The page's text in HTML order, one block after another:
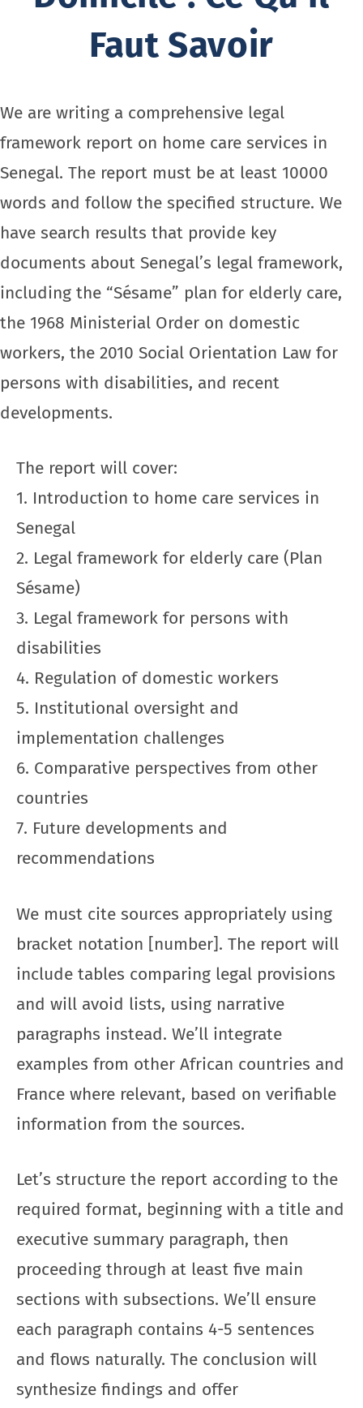
Faut Savoir
We are writing a comprehensive legal
framework report on home care services in
Senegal. The report must be at least 10000
words and follow the specified structure. We
have search results that provide key
documents about Senegal’s legal framework,
including the “Sésame” plan for elderly care,
the 1968 Ministerial Order on domestic
workers, the 2010 Social Orientation Law for
persons with disabilities, and recent
developments.
The report will cover:
1. Introduction to home care services in
Senegal
2. Legal framework for elderly care (Plan
Sésame)
3. Legal framework for persons with
disabilities
4. Regulation of domestic workers
5. Institutional oversight and
implementation challenges
6. Comparative perspectives from other
countries
7. Future developments and
recommendations
We must cite sources appropriately using
bracket notation [number]. The report will
include tables comparing legal provisions
and will avoid lists, using narrative
paragraphs instead. We’ll integrate
examples from other African countries and
France where relevant, based on verifiable
information from the sources.
Let’s structure the report according to the
required format, beginning with a title and
executive summary paragraph, then
proceeding through at least five main
sections with subsections. We’ll ensure
each paragraph contains 4-5 sentences
and flows naturally. The conclusion will
synthesize findings and offer